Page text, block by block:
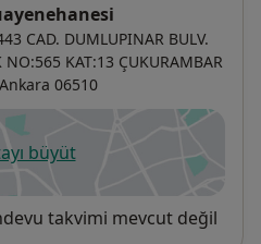
CAD. DUMLUPINAR BULV.
NO:565 KAT:13 ÇUKURAMBAR
Ankara 06510
büyüt
yeni bir sekmede açılır
takvimi mevcut değil